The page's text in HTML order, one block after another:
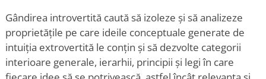
Gândirea introvertită caută să izoleze și să analizeze
proprietățile pe care ideile conceptuale generate de
intuiția extrovertită le conțin și să dezvolte categorii
interioare generale, ierarhii, principii și legi în care